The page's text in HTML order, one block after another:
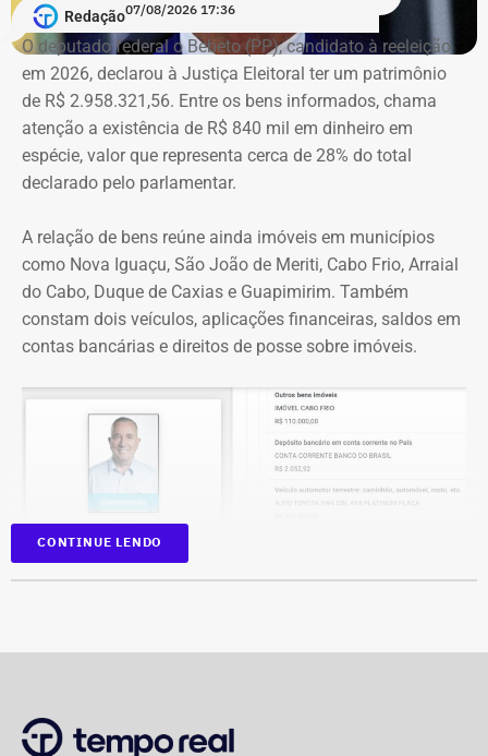
apresentar Crivella como responsável direto por obras,
serviços e programas públicos. Um exemplo disso,
segundo a Ação Popular, foram as publicações em que
Crivella aparece anunciando entregas de obras e
reformas de praças, além de mensagens em primeira
pessoa, como: “Estamos aqui recuperando os aparelhos
da praça”.
*Com informações do g1
Redação07/08/2026 17:36
O deputado federal o Bebeto (PP), candidato à reeleição
em 2026, declarou à Justiça Eleitoral ter um patrimônio
de R$ 2.958.321,56. Entre os bens informados, chama
atenção a existência de R$ 840 mil em dinheiro em
espécie, valor que representa cerca de 28% do total
declarado pelo parlamentar.
A relação de bens reúne ainda imóveis em municípios
como Nova Iguaçu, São João de Meriti, Cabo Frio, Arraial
do Cabo, Duque de Caxias e Guapimirim. Também
constam dois veículos, aplicações financeiras, saldos em
contas bancárias e direitos de posse sobre imóveis.
Deputados, o parlamentar havia informado R$
CONTINUE LENDO